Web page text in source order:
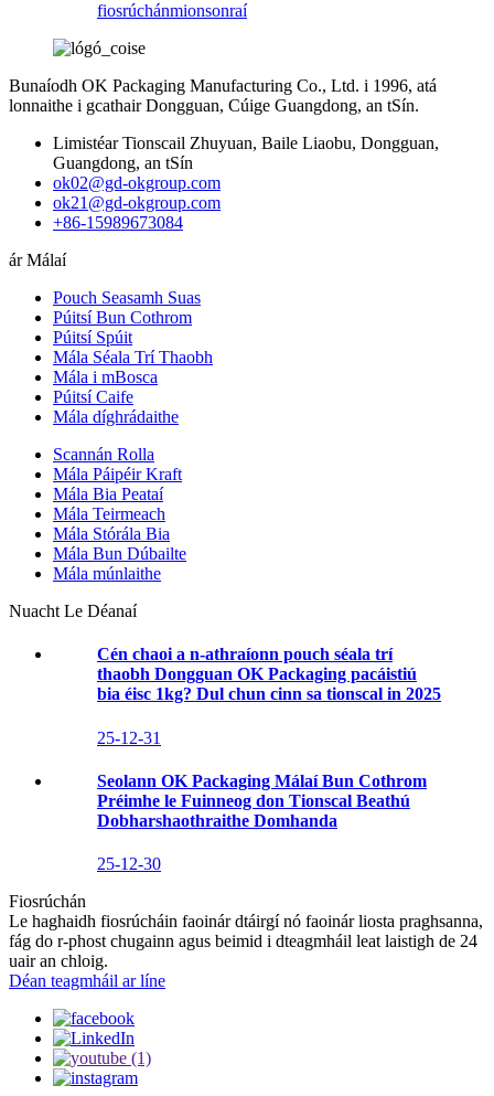
fiosrúchánmionsonraí
Bunaíodh OK Packaging Manufacturing Co., Ltd. i 1996, atá
lonnaithe i gcathair Dongguan, Cúige Guangdong, an tSín.
Limistéar Tionscail Zhuyuan, Baile Liaobu, Dongguan,
Guangdong, an tSín
ok02@gd-okgroup.com
ok21@gd-okgroup.com
+86-15989673084
ár Málaí
Pouch Seasamh Suas
Púitsí Bun Cothrom
Púitsí Spúit
Mála Séala Trí Thaobh
Mála i mBosca
Púitsí Caife
Mála díghrádaithe
Scannán Rolla
Mála Páipéir Kraft
Mála Bia Peataí
Mála Teirmeach
Mála Stórála Bia
Mála Bun Dúbailte
Mála múnlaithe
Nuacht Le Déanaí
Cén chaoi a n-athraíonn pouch séala trí
thaobh Dongguan OK Packaging pacáistiú
bia éisc 1kg? Dul chun cinn sa tionscal in 2025
25-12-31
Seolann OK Packaging Málaí Bun Cothrom
Préimhe le Fuinneog don Tionscal Beathú
Dobharshaothraithe Domhanda
25-12-30
Fiosrúchán
Le haghaidh fiosrúcháin faoinár dtáirgí nó faoinár liosta praghsanna,
fág do r-phost chugainn agus beimid i dteagmháil leat laistigh de 24
uair an chloig.
Déan teagmháil ar líne